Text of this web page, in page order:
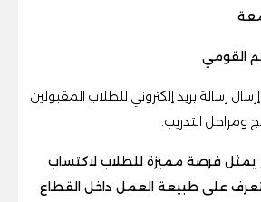
القومي
رسالة بريد إلكتروني للطلاب المقبولين
ومراحل التدريب.
يمثل فرصة مميزة للطلاب لاكتساب
على طبيعة العمل داخل القطاع